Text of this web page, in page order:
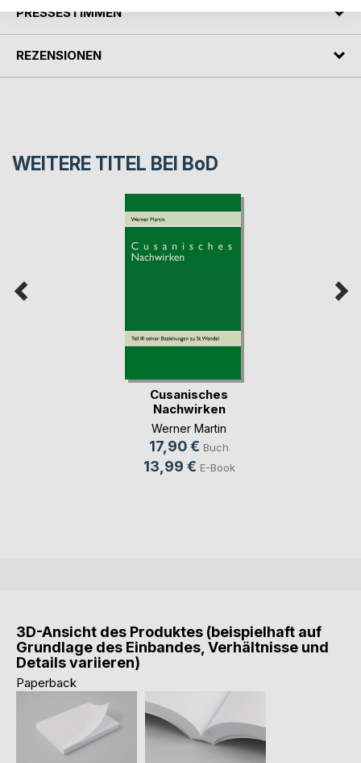
PRESSESTIMMEN
REZENSIONEN
WEITERE TITEL BEI BoD
Cusanisches
Nachwirken
Werner Martin
17,90 € Buch
13,99 € E-Book
3D-Ansicht des Produktes (beispielhaft auf
Grundlage des Einbandes, Verhältnisse und
Details variieren)
Paperback